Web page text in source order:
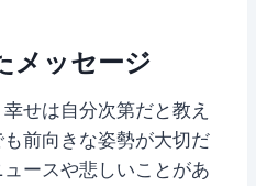
メッセージ
せは自分次第だと教え
前向きな姿勢が大切だ
ースや悲しいことがあ